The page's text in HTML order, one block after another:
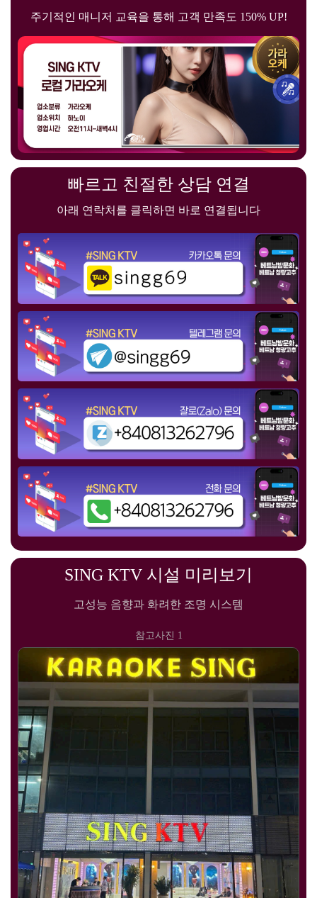
빠르고 친절한 상담 연결
아래 연락처를 클릭하면 바로 연결됩니다
SING KTV 시설 미리보기
고성능 음향과 화려한 조명 시스템
참고사진 1